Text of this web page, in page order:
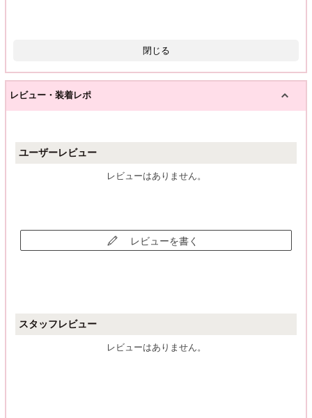
閉じる
レビュー・装着レポ
ユーザーレビュー
レビューはありません。
レビューを書く
スタッフレビュー
レビューはありません。